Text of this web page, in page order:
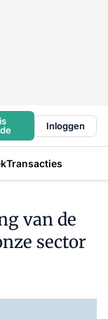
Inloggen
Transacties
van de
sector